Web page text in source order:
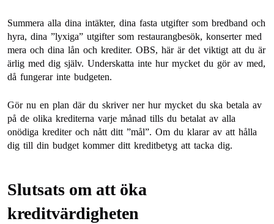
Summera alla dina intäkter, dina fasta utgifter som bredband och
hyra, dina ”lyxiga” utgifter som restaurangbesök, konserter med
mera och dina lån och krediter. OBS, här är det viktigt att du är
ärlig med dig själv. Underskatta inte hur mycket du gör av med,
då fungerar inte budgeten.
Gör nu en plan där du skriver ner hur mycket du ska betala av
på de olika krediterna varje månad tills du betalat av alla
onödiga krediter och nått ditt ”mål”. Om du klarar av att hålla
dig till din budget kommer ditt kreditbetyg att tacka dig.
Slutsats om att öka
kreditvärdigheten